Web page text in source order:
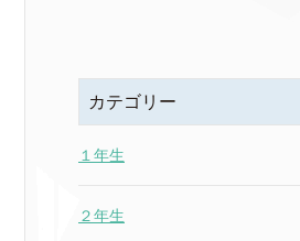
カテゴリー
１年生
２年生